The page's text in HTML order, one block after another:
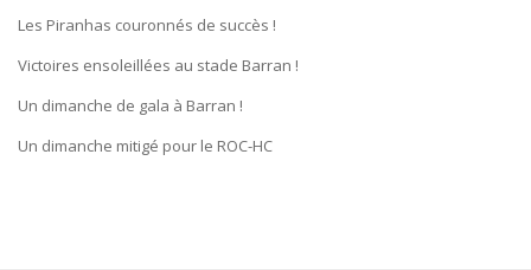
Les Piranhas couronnés de succès !
Victoires ensoleillées au stade Barran !
Un dimanche de gala à Barran !
Un dimanche mitigé pour le ROC-HC